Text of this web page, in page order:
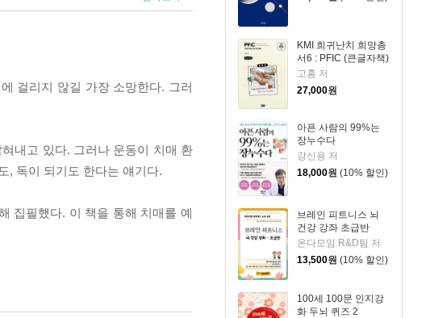
KMI 희귀난치 희망총
서6 : PFIC (큰글자책)
고홍 저
27,000원
아픈 사람의 99%는
장누수다
강신용 저
18,000원 (10% 할인)
브레인 피트니스 뇌
건강 강좌 초급반
온다모임 R&D팀 저
13,500원 (10% 할인)
100세 100문 인지강
화 두뇌 퀴즈 2
걸리지 않길 가장 소망한다. 그러
내고 있다. 그러나 운동이 치매 환
, 독이 되기도 한다는 얘기다.
집필했다. 이 책을 통해 치매를 예